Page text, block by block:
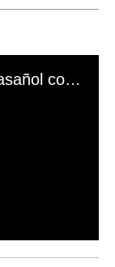
El mal momento de Yanina Gasañol con un hincha argentino en "Subrayado"